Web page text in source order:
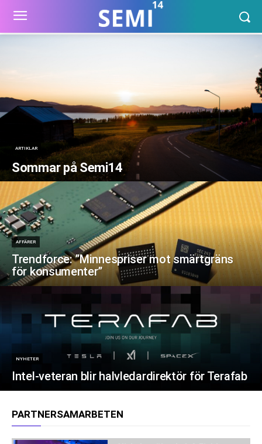
ARTIKLAR
Sommar på Semi14
AFFÄRER
Trendforce: ”Minnespriser mot smärtgräns
för konsumenter”
NYHETER
Intel-veteran blir halvledardirektör för Terafab
PARTNERSAMARBETEN